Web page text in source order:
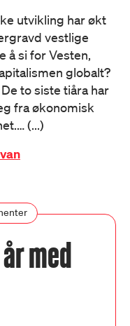
utvikling har økt
vestlige
å si for Vesten,
globalt?
to siste tiåra har
fra økonomisk
(...)
med